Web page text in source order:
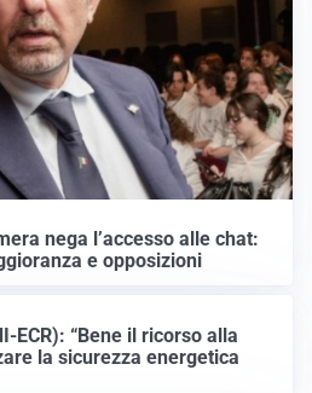
nega l’accesso alle chat:
e opposizioni
ECR): “Bene il ricorso alla
la sicurezza energetica